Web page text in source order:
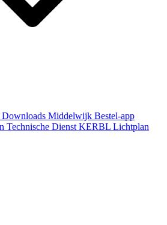
Downloads Middelwijk Bestel-app
Technische Dienst KERBL Lichtplan